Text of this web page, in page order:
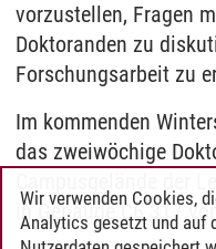
vorzustellen, Fragen
Doktoranden zu
Forschungsarbeit zu
Im kommenden
das zweiwöchige
in Gebäude C6.317
Wir verwenden Cookies,
Analytics gesetzt und auf